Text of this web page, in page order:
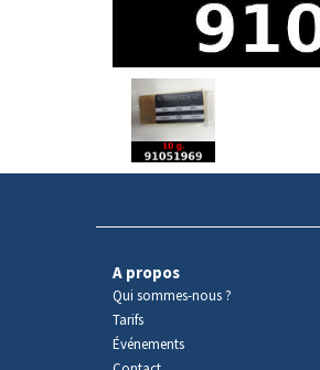
Avers
produit
A propos
Qui sommes-nous ?
Tarifs
Événements